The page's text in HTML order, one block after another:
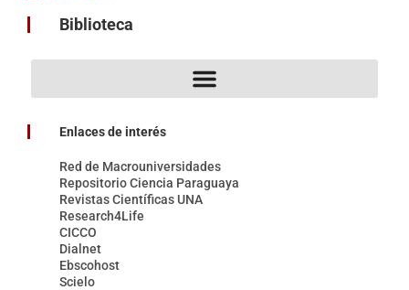
Biblioteca
Enlaces de interés
Red de Macrouniversidades
Repositorio Ciencia Paraguaya
Revistas Científicas UNA
Research4Life
CICCO
Dialnet
Ebscohost
Scielo